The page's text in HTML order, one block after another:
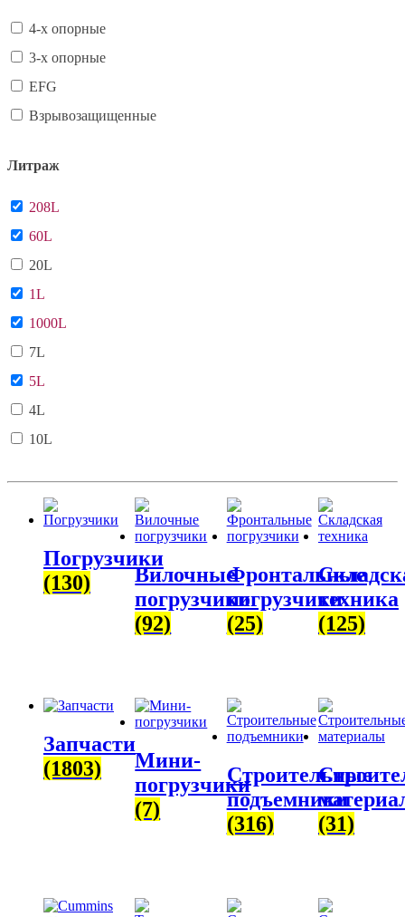
4-х опорные
3-х опорные
EFG
Взрывозащищенные
Литраж
208L
60L
20L
1L
1000L
7L
5L
4L
10L
Погрузчики
(130)
Вилочные
погрузчики
(92)
Фронтальные
погрузчики
(25)
техника
(125)
Запчасти
(1803)
Мини-
погрузчики
(7)
Строительные
подъемники
(316)
(31)